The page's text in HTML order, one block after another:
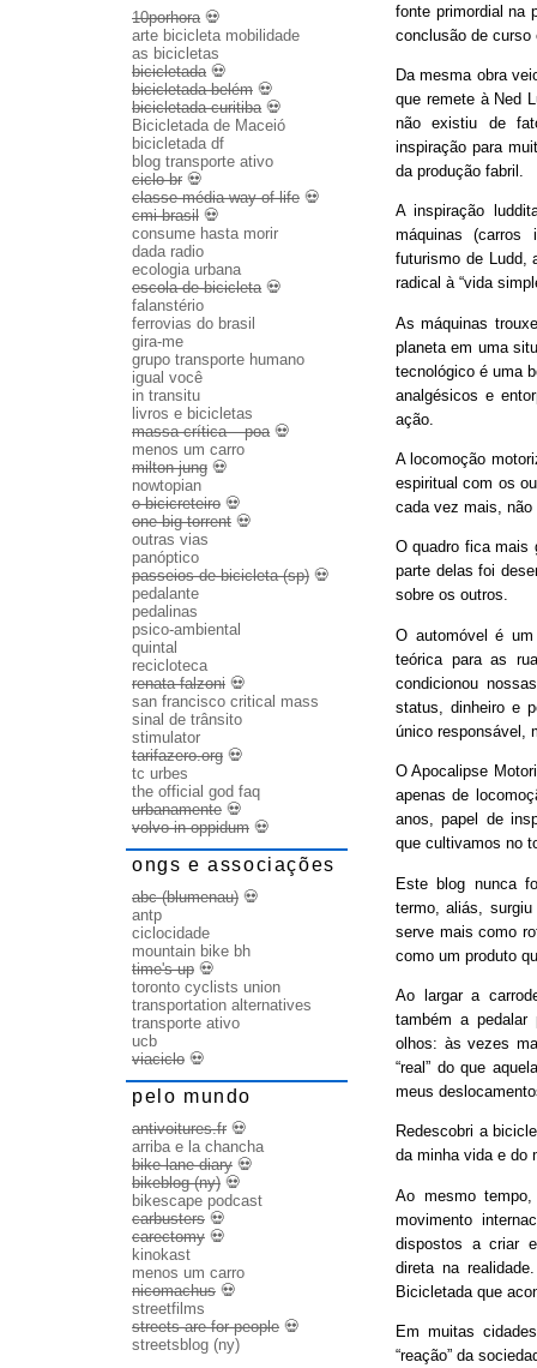
fonte primordial na
conclusão de curso
Da mesma obra
que remete à Ned
não existiu de
inspiração para
da produção fabril.
A inspiração
máquinas (carros
futurismo de Ludd,
radical à “vida
As máquinas
planeta em uma
tecnológico é uma
analgésicos e
ação.
A locomoção
espiritual com os
cada vez mais,
O quadro fica mais
parte delas foi
sobre os outros.
O automóvel é
teórica para as
condicionou
status, dinheiro e
único responsável,
O Apocalipse
apenas de
anos, papel de
que cultivamos no
Este blog nunca
termo, aliás,
serve mais como
como um produto
Ao largar a
também a pedalar
olhos: às vezes
“real” do que
meus
Redescobri a
da minha vida e do
Ao mesmo
movimento
dispostos a criar
direta na
Bicicletada que
Em muitas
“reação” da
10porhora💀
arte bicicleta mobilidade
as bicicletas
bicicletada💀
bicicletada belém 💀
bicicletada curitiba💀
Bicicletada de Maceió
bicicletada df
blog transporte ativo
ciclo br 💀
classe média way of life 💀
cmi brasil 💀
consume hasta morir
dada radio
ecologia urbana
escola de bicicleta💀
falanstério
ferrovias do brasil
gira-me
grupo transporte humano
igual você
in transitu
livros e bicicletas
massa crítica – poa💀
menos um carro
milton jung 💀
nowtopian
o bicicreteiro 💀
one big torrent 💀
outras vias
panóptico
passeios de bicicleta (sp) 💀
pedalante
pedalinas
psico-ambiental
quintal
recicloteca
renata falzoni 💀
san francisco critical mass
sinal de trânsito
stimulator
tarifazero.org 💀
tc urbes
the official god faq
urbanamente 💀
volvo in oppidum 💀
ongs e associações
abc (blumenau) 💀
antp
ciclocidade
mountain bike bh
time's up 💀
toronto cyclists union
transportation alternatives
transporte ativo
ucb
viaciclo 💀
pelo mundo
antivoitures.fr 💀
arriba e la chancha
bike lane diary 💀
bikeblog (ny) 💀
bikescape podcast
carbusters 💀
carectomy 💀
kinokast
menos um carro
nicomachus 💀
streetfilms
streets are for people 💀
streetsblog (ny)